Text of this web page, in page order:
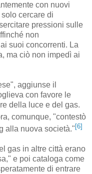
con nuovi
cercare di
pressioni sulle
non
suoi concorrenti. La
ma ciò non impedì ai
aggiunse il
con favore le
della luce e del gas.
comunque, "contestò
alla nuova società." [6]
gas in altre città erano
e poi cataloga come
di entrare